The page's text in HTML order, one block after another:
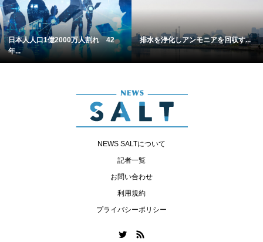
日本人人口1億2000万人割れ 42
年...
排水を浄化しアンモニアを回収す...
NEWS SALTについて
記者一覧
お問い合わせ
利用規約
プライバシーポリシー